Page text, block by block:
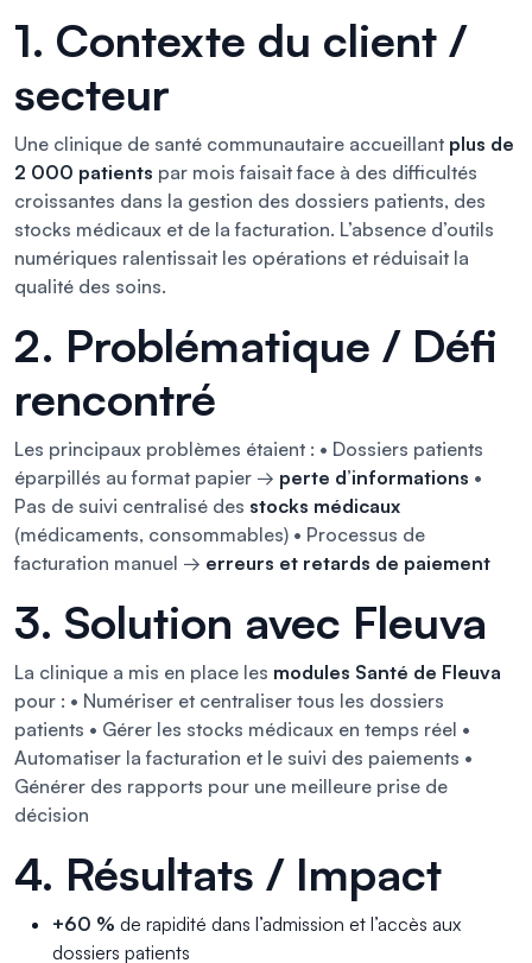
1. Contexte du client /
secteur
Une clinique de santé communautaire accueillant plus de
2 000 patients par mois faisait face à des difficultés
croissantes dans la gestion des dossiers patients, des
stocks médicaux et de la facturation. L’absence d’outils
numériques ralentissait les opérations et réduisait la
qualité des soins.
2. Problématique / Défi
rencontré
Les principaux problèmes étaient : • Dossiers patients
éparpillés au format papier → perte d’informations •
Pas de suivi centralisé des stocks médicaux
(médicaments, consommables) • Processus de
facturation manuel → erreurs et retards de paiement
3. Solution avec Fleuva
La clinique a mis en place les modules Santé de Fleuva
pour : • Numériser et centraliser tous les dossiers
patients • Gérer les stocks médicaux en temps réel •
Automatiser la facturation et le suivi des paiements •
Générer des rapports pour une meilleure prise de
décision
4. Résultats / Impact
+60 % de rapidité dans l’admission et l’accès aux
dossiers patients